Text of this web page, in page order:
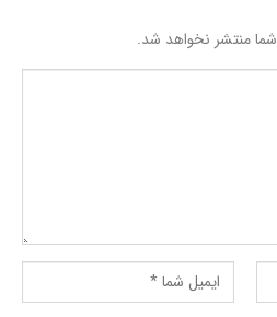
منتشر نخواهد شد.